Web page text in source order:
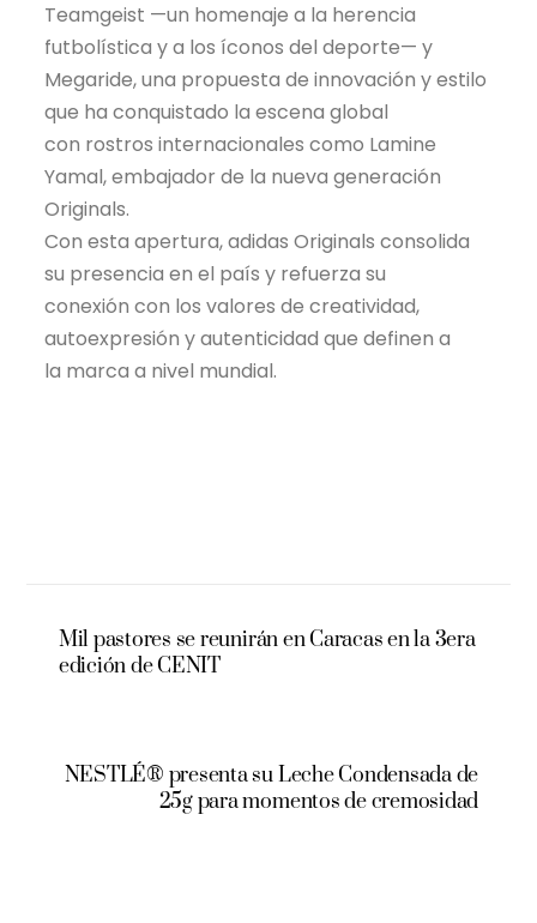
Teamgeist —un homenaje a la herencia
futbolística y a los íconos del deporte— y
Megaride, una propuesta de innovación y estilo
que ha conquistado la escena global
con rostros internacionales como Lamine
Yamal, embajador de la nueva generación
Originals.
Con esta apertura, adidas Originals consolida
su presencia en el país y refuerza su
conexión con los valores de creatividad,
autoexpresión y autenticidad que definen a
la marca a nivel mundial.
Mil pastores se reunirán en Caracas en la 3era
edición de CENIT
NESTLÉ® presenta su Leche Condensada de
25g para momentos de cremosidad